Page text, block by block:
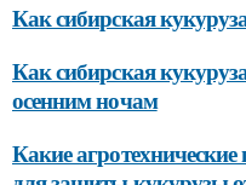
Как сибирская
Как сибирская
осенним ночам
Какие